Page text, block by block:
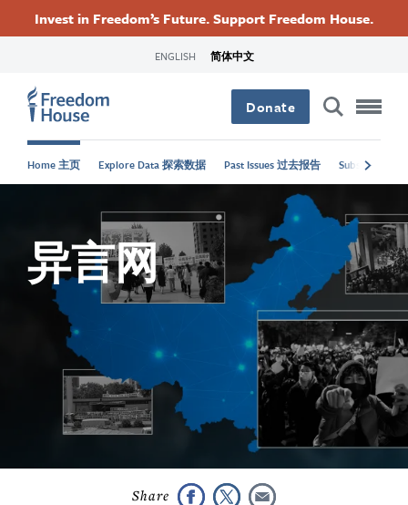
Invest in Freedom’s Future. Support Freedom House.
ENGLISH 简体中文
Donate
Home 主页 Explore Data 探索数据 Past Issues 过去报告 Subscribe 订
异言网
Footer
Main
Menu
Footer
Social
Menu
FacebookTwitterInstagramThreads
Footer